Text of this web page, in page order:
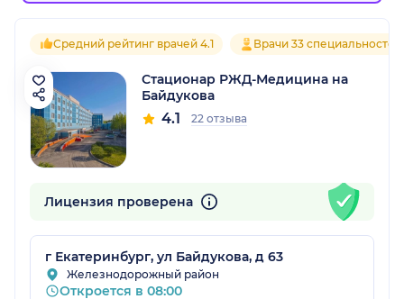
Средний рейтинг врачей 4.1 Врачи 33 специальностей
Стационар РЖД-Медицина на
Байдукова
4.1 22 отзыва
Лицензия проверена
г Екатеринбург, ул Байдукова, д 63
Железнодорожный район
Откроется в 08:00